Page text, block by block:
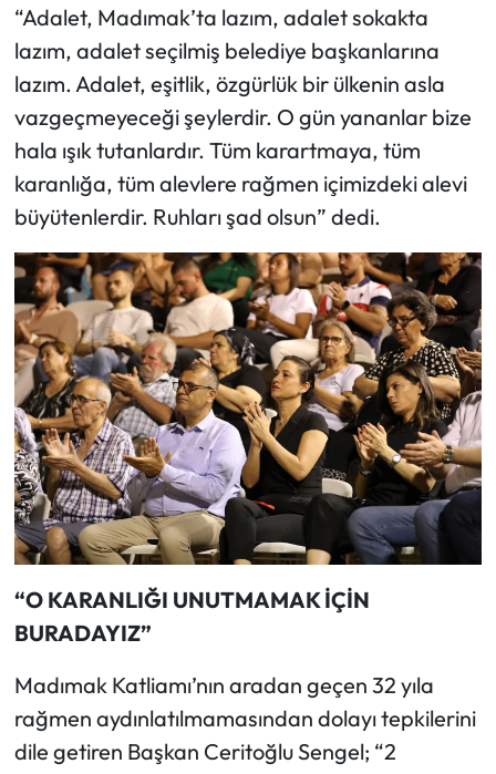
“Adalet, Madımak’ta lazım, adalet sokakta
lazım, adalet seçilmiş belediye başkanlarına
lazım. Adalet, eşitlik, özgürlük bir ülkenin asla
vazgeçmeyeceği şeylerdir. O gün yananlar bize
hala ışık tutanlardır. Tüm karartmaya, tüm
karanlığa, tüm alevlere rağmen içimizdeki alevi
büyütenlerdir. Ruhları şad olsun” dedi.
“O KARANLIĞI UNUTMAMAK İÇİN
BURADAYIZ”
Madımak Katliamı’nın aradan geçen 32 yıla
rağmen aydınlatılmamasından dolayı tepkilerini
dile getiren Başkan Ceritoğlu Sengel; “2